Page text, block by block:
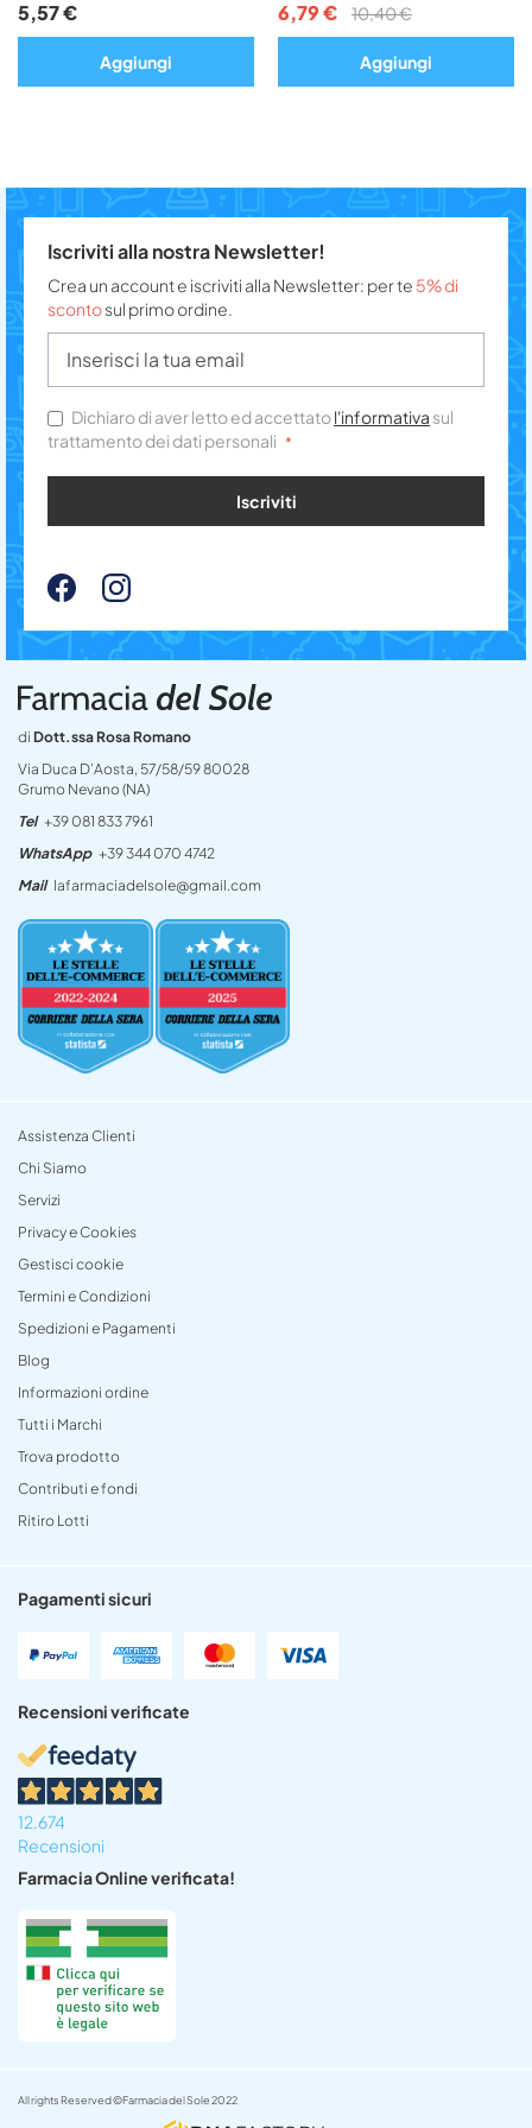
5,57 €
Aggiungi
6,79 € 10,40 €
Aggiungi
di Dott.ssa Rosa Romano
Via Duca D’Aosta, 57/58/59 80028
Grumo Nevano (NA)
Tel +39 081 833 7961
WhatsApp +39 344 070 4742
Mail lafarmaciadelsole@gmail.com
Assistenza Clienti
Chi Siamo
Servizi
Privacy e Cookies
Gestisci cookie
Termini e Condizioni
Spedizioni e Pagamenti
Blog
Informazioni ordine
Tutti i Marchi
Trova prodotto
Contributi e fondi
Ritiro Lotti
Pagamenti sicuri
Recensioni verificate
12.674
Recensioni
Farmacia Online verificata!
Iscriviti alla nostra Newsletter!
Crea un account e iscriviti alla Newsletter: per te 5% di
scontosul primo ordine.
Dichiaro di aver letto ed accettatol'informativa sul
trattamento dei dati personali
Iscriviti
All rights Reserved ©Farmacia del Sole 2022